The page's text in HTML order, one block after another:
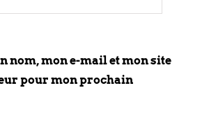
nom, mon e-mail et mon site
pour mon prochain